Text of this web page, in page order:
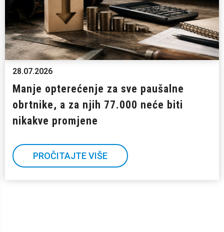
28.07.2026
Manje opterećenje za sve paušalne
obrtnike, a za njih 77.000 neće biti
nikakve promjene
PROČITAJTE VIŠE